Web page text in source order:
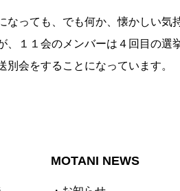
っても、でも何か、懐かしい気
、１１会のメンバーは４回目の
会をすることになっています。
MOTANI NEWS